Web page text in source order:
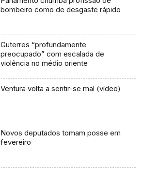
bombeiro como de desgaste rápido
Guterres “profundamente
preocupado” com escalada de
violência no médio oriente
Ventura volta a sentir-se mal (vídeo)
Novos deputados tomam posse em
fevereiro